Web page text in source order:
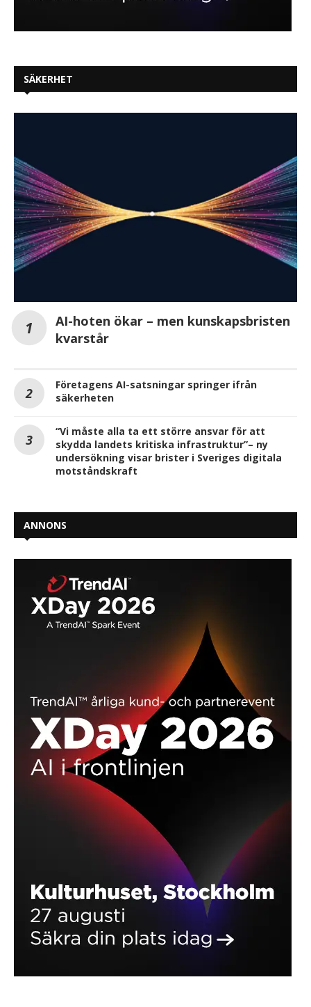
SÄKERHET
AI-hoten ökar – men kunskapsbristen
kvarstår
Företagens AI-satsningar springer ifrån
säkerheten
“Vi måste alla ta ett större ansvar för att
skydda landets kritiska infrastruktur”– ny
undersökning visar brister i Sveriges digitala
motståndskraft
ANNONS